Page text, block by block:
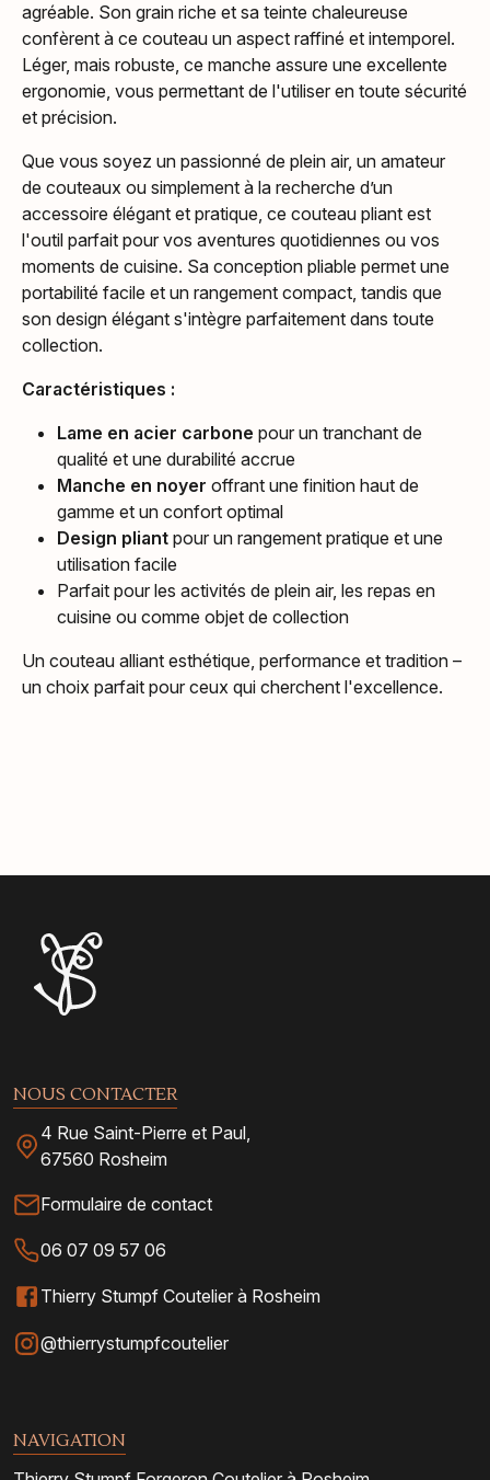
agréable. Son grain riche et sa teinte chaleureuse
confèrent à ce couteau un aspect raffiné et intemporel.
Léger, mais robuste, ce manche assure une excellente
ergonomie, vous permettant de l'utiliser en toute sécurité
et précision.
Que vous soyez un passionné de plein air, un amateur
de couteaux ou simplement à la recherche d’un
accessoire élégant et pratique, ce couteau pliant est
l'outil parfait pour vos aventures quotidiennes ou vos
moments de cuisine. Sa conception pliable permet une
portabilité facile et un rangement compact, tandis que
son design élégant s'intègre parfaitement dans toute
collection.
Caractéristiques :
Lame en acier carbone pour un tranchant de
qualité et une durabilité accrue
Manche en noyer offrant une finition haut de
gamme et un confort optimal
Design pliant pour un rangement pratique et une
utilisation facile
Parfait pour les activités de plein air, les repas en
cuisine ou comme objet de collection
Un couteau alliant esthétique, performance et tradition –
un choix parfait pour ceux qui cherchent l'excellence.
NOUS CONTACTER
4 Rue Saint-Pierre et Paul,
67560 Rosheim
Formulaire de contact
06 07 09 57 06
Thierry Stumpf Coutelier à Rosheim
@thierrystumpfcoutelier
NAVIGATION